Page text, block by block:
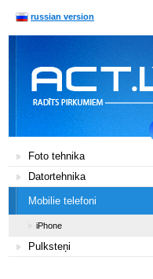
russian version
Foto tehnika
Datortehnika
Mobilie telefoni
iPhone
Pulksteņi